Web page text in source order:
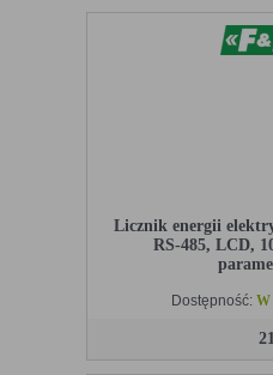
Licznik energii
RS-485, LCD,
Dostępność: